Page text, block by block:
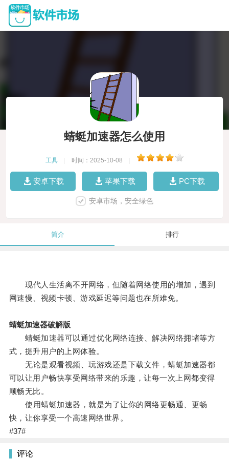
蜻蜓加速器怎么使用
工具 时间：2025-10-08
安卓下载 苹果下载 PC下载
安卓市场，安全绿色
简介 排行
现代人生活离不开网络，但随着网络使用的增加，遇到
网速慢、视频卡顿、游戏延迟等问题也在所难免。
蜻蜓加速器破解版
蜻蜓加速器可以通过优化网络连接、解决网络拥堵等方
式，提升用户的上网体验。
无论是观看视频、玩游戏还是下载文件，蜻蜓加速器都
可以让用户畅快享受网络带来的乐趣，让每一次上网都变得
顺畅无比。
使用蜻蜓加速器，就是为了让你的网络更畅通、更畅
快，让你享受一个高速网络世界。
#37#
评论